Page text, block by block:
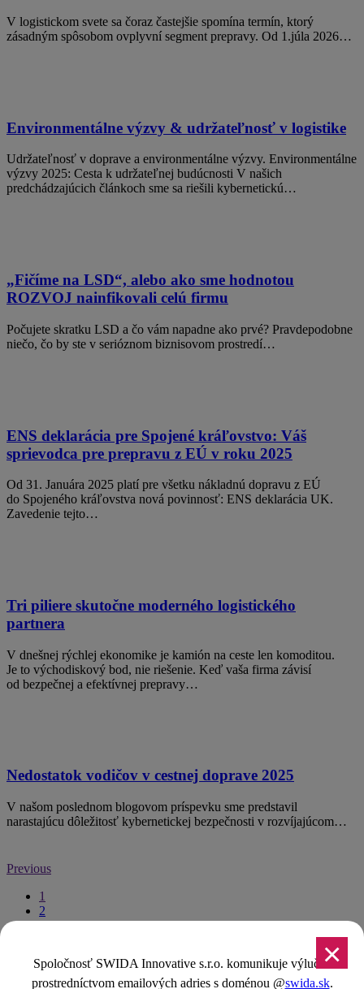
×
Spoločnosť SWIDA Innovative s.r.o. komunikuje výlučne
prostredníctvom emailových adries s doménou @swida.sk.
V logistickom svete sa čoraz častejšie spomína termín, ktorý
zásadným spôsobom ovplyvní segment prepravy. Od 1.júla 2026…
Environmentálne výzvy & udržateľnosť v logistike
Udržateľnosť v doprave a environmentálne výzvy. Environmentálne
výzvy 2025: Cesta k udržateľnej budúcnosti V našich
predchádzajúcich článkoch sme sa riešili kybernetickú…
„Fičíme na LSD“, alebo ako sme hodnotou
ROZVOJ nainfikovali celú firmu
Počujete skratku LSD a čo vám napadne ako prvé? Pravdepodobne
niečo, čo by ste v serióznom biznisovom prostredí…
ENS deklarácia pre Spojené kráľovstvo: Váš
sprievodca pre prepravu z EÚ v roku 2025
Od 31. Januára 2025 platí pre všetku nákladnú dopravu z EÚ
do Spojeného kráľovstva nová povinnosť: ENS deklarácia UK.
Zavedenie tejto…
Tri piliere skutočne moderného logistického
partnera
V dnešnej rýchlej ekonomike je kamión na ceste len komoditou.
Je to východiskový bod, nie riešenie. Keď vaša firma závisí
od bezpečnej a efektívnej prepravy…
Nedostatok vodičov v cestnej doprave 2025
V našom poslednom blogovom príspevku sme predstavil
narastajúcu dôležitosť kybernetickej bezpečnosti v rozvíjajúcom…
Previous
1
2
3